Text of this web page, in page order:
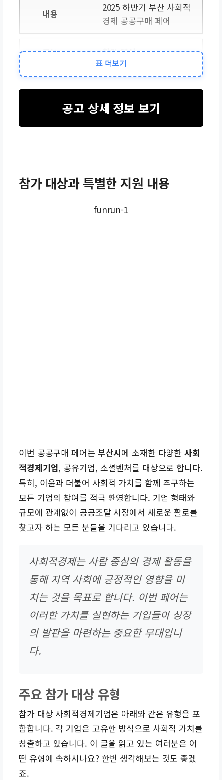
2025 하반기 부산 사회적
경제 공공구매 페어
참가 대상
부산 소재 사회적경제기
업, 소셜벤처 등
참가 신청
표 더보기
공고 상세 정보 보기
참가 대상과 특별한 지원 내용
funrun-1
이번 공공구매 페어는부산시에 소재한 다양한사회
적경제기업, 공유기업, 소셜벤처를 대상으로 합니다.
특히, 이윤과 더불어 사회적 가치를 함께 추구하는
모든 기업의 참여를 적극 환영합니다. 기업 형태와
규모에 관계없이 공공조달 시장에서 새로운 활로를
찾고자 하는 모든 분들을 기다리고 있습니다.
사회적경제는 사람 중심의 경제 활동을
통해 지역 사회에 긍정적인 영향을 미
치는 것을 목표로 합니다. 이번 페어는
이러한 가치를 실현하는 기업들이 성장
의 발판을 마련하는 중요한 무대입니
다.
주요 참가 대상 유형
참가 대상 사회적경제기업은 아래와 같은 유형을 포
함합니다. 각 기업은 고유한 방식으로 사회적 가치를
창출하고 있습니다. 이 글을 읽고 있는 여러분은 어
떤 유형에 속하시나요? 한번 생각해보는 것도 좋겠
죠.